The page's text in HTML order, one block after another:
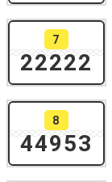
7
22222
8
44953